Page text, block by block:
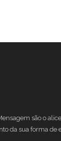
são o
da sua forma de